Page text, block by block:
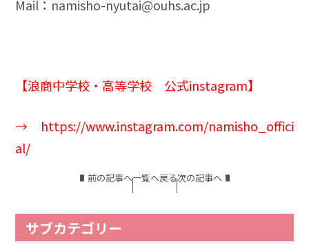
Mail： namisho-nyutai@ouhs.ac.jp
【浪商中学校・高等学校 公式instagram】
→ https://www.instagram.com/namisho_offici
al/
前の記事へ一覧へ戻る次の記事へ
サブカテゴリー